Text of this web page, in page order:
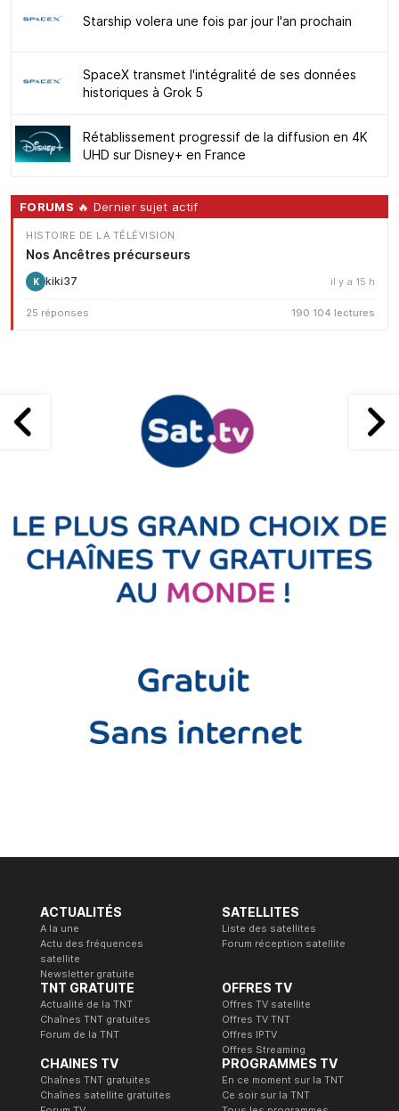
Starship volera une fois par jour l'an prochain
SpaceX transmet l'intégralité de ses données
historiques à Grok 5
Rétablissement progressif de la diffusion en 4K
UHD sur Disney+ en France
FORUMS 🔥 Dernier sujet actif
HISTOIRE DE LA TÉLÉVISION
Nos Ancêtres précurseurs
K kiki37 il y a 15 h
25 réponses 190 104 lectures
ACTUALITÉS
A la une
Actu des fréquences
satellite
Newsletter gratuite
SATELLITES
Liste des satellites
Forum réception satellite
TNT GRATUITE
Actualité de la TNT
Chaînes TNT gratuites
Forum de la TNT
OFFRES TV
Offres TV satellite
Offres TV TNT
Offres IPTV
Offres Streaming
CHAINES TV
Chaînes TNT gratuites
Chaînes satellite gratuites
PROGRAMMES TV
En ce moment sur la TNT
Ce soir sur la TNT